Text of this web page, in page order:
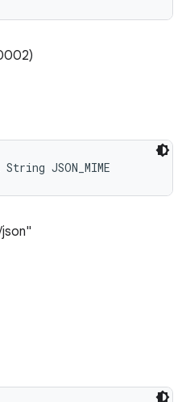
JSON_MIME